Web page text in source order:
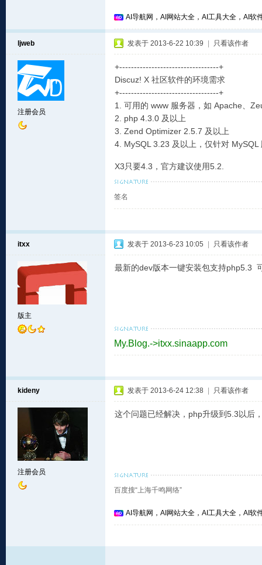
AI导航网，AI网站大全，AI工具大全，AI软
ljweb
注册会员
发表于 2013-6-22 10:39 只看该作者
+----------------------------------+
Discuz! X 社区软件的环境需求
+----------------------------------+
1. 可用的 www 服务器，如 Apache、
2. php 4.3.0 及以上
3. Zend Optimizer 2.5.7 及以上
4. MySQL 3.23 及以上，仅针对 MySQL
X3只要4.3，官方建议使用5.2.
签名
itxx
版主
发表于 2013-6-23 10:05 只看该作者
最新的dev版本一键安装包支持php5.3
My.Blog.->itxx.sinaapp.com
kideny
注册会员
发表于 2013-6-24 12:38 只看该作者
这个问题已经解决，php升级到5.3以后
百度搜“上海千鸣网络”
AI导航网，AI网站大全，AI工具大全，AI软